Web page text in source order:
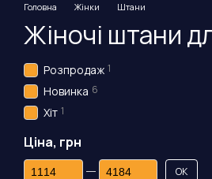
Головна Жінки Штани
Жіночі штани
Розпродаж 1
Новинка 6
Хіт 1
Ціна, грн
Від Ціна, грн
До Ціна, грн ОК